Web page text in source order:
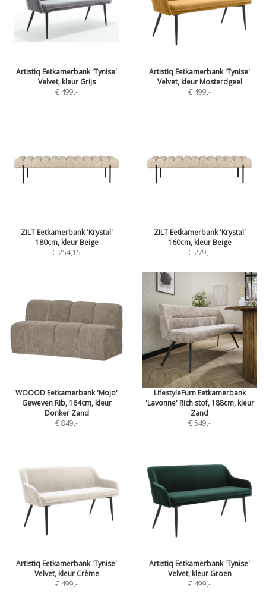
Artistiq Eetkamerbank 'Tynise'
Velvet, kleur Grijs
€ 499,-
Artistiq Eetkamerbank 'Tynise'
Velvet, kleur Mosterdgeel
€ 499,-
ZILT Eetkamerbank 'Krystal'
180cm, kleur Beige
€ 254,15
ZILT Eetkamerbank 'Krystal'
160cm, kleur Beige
€ 279,-
WOOOD Eetkamerbank 'Mojo'
Geweven Rib, 164cm, kleur
Donker Zand
€ 849,-
LifestyleFurn Eetkamerbank
'Lavonne' Rich stof, 188cm, kleur
Zand
€ 549,-
Artistiq Eetkamerbank 'Tynise'
Velvet, kleur Crème
€ 499,-
Artistiq Eetkamerbank 'Tynise'
Velvet, kleur Groen
€ 499,-